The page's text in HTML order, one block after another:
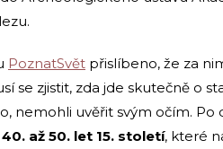
PoznatSvět přislíbeno, že za
se zjistit, zda jde skutečně o
nemohli uvěřit svým očím.
až 50. let 15. století, které